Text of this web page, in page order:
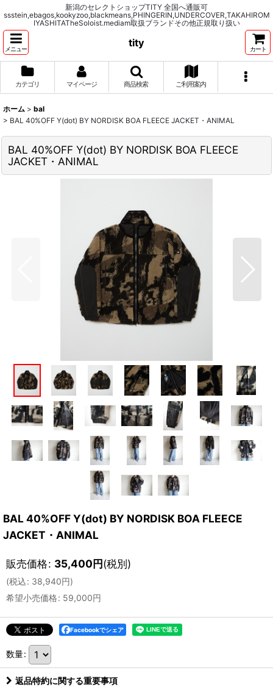
新潟のセレクトショップTITY 全国へ通販可
ssstein,ebagos,kookyzoo,blackmeans,PHINGERIN,UNDERCOVER,TAKAHIROM
IYASHITATheSoloist.mediam取扱ブランドその他正規取り扱い
メニュー
tity
カート
カテゴリ マイページ 商品検索 ご利用案内
ホーム > bal
> BAL 40%OFF Y(dot) BY NORDISK BOA FLEECE JACKET・ANIMAL
BAL 40%OFF Y(dot) BY NORDISK BOA FLEECE
JACKET・ANIMAL
BAL 40%OFF Y(dot) BY NORDISK BOA FLEECE
JACKET・ANIMAL
販売価格: 35,400円(税別)
(税込: 38,940円)
希望小売価格: 59,000円
Facebookでシェア
数量:
返品特約に関する重要事項